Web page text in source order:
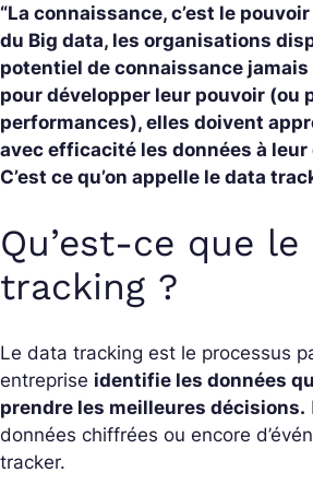
“La connaissance, c’est le pouvoir
du Big data, les organisations
potentiel de connaissance
pour développer leur pouvoir (ou
performances), elles doivent
avec efficacité les données à
C’est ce qu’on appelle le data
Qu’est-ce que le
tracking ?​
Le data tracking est le processus
entreprise identifie les données
prendre les meilleures décisions.
données chiffrées ou encore
tracker.